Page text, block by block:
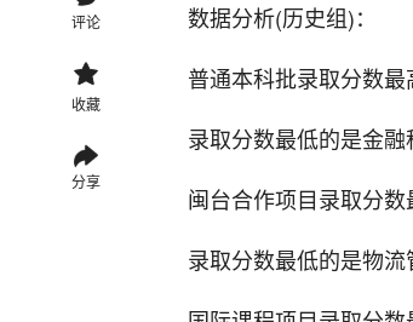
评论
收藏
分享
数据分析(历史组)：
普通本科批录取分数最
录取分数最低的是金融
闽台合作项目录取分数
录取分数最低的是物流